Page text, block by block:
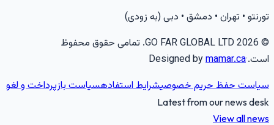
• تهران • دمشق • دبی (به زودی)
2026
GO FAR GLOBAL LTD. تمامی حقوق محفوظ
·
Designed bymamar.ca
حفظ حریم خصوصیشرایط استفادهسیاست بازپرداخت و لغو
Latest from our news
View all